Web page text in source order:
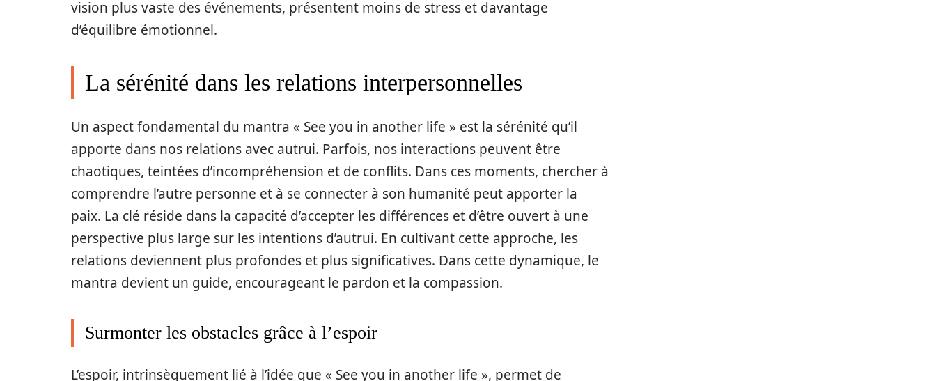
vision plus vaste des événements, présentent moins de stress et davantage
d’équilibre émotionnel.
La sérénité dans les relations interpersonnelles
Un aspect fondamental du mantra « See you in another life » est la sérénité qu’il
apporte dans nos relations avec autrui. Parfois, nos interactions peuvent être
chaotiques, teintées d’incompréhension et de conflits. Dans ces moments, chercher à
comprendre l’autre personne et à se connecter à son humanité peut apporter la
paix. La clé réside dans la capacité d’accepter les différences et d’être ouvert à une
perspective plus large sur les intentions d’autrui. En cultivant cette approche, les
relations deviennent plus profondes et plus significatives. Dans cette dynamique, le
mantra devient un guide, encourageant le pardon et la compassion.
Surmonter les obstacles grâce à l’espoir
L’espoir, intrinsèquement lié à l’idée que « See you in another life », permet de